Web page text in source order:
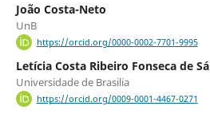
João Costa-Neto
UnB
https://orcid.org/0000-0002-7701-9995
Letícia Costa Ribeiro Fonseca de Sá
Universidade de Brasilia
https://orcid.org/0009-0001-4467-0271